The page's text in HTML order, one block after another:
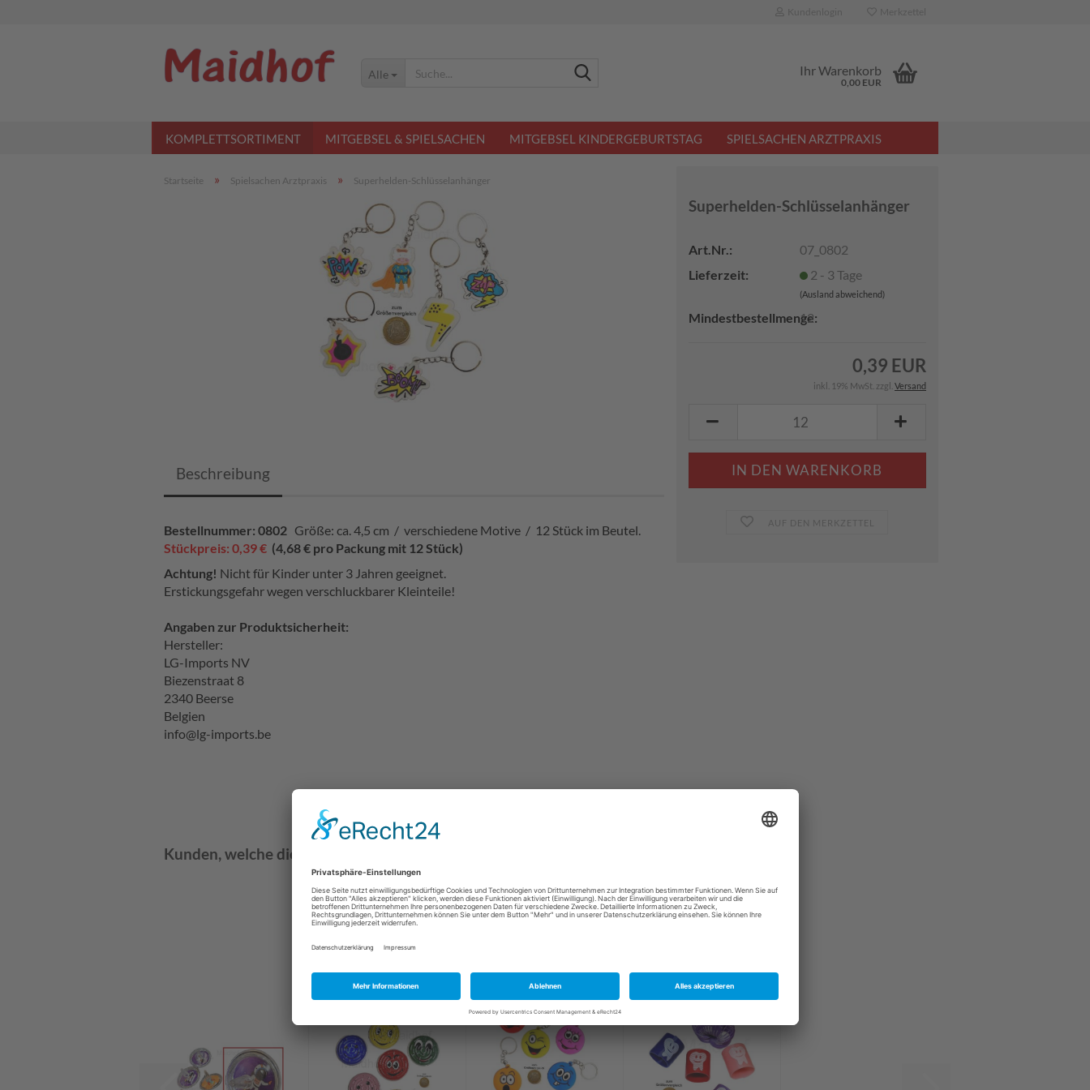
Kundenlogin Merkzettel
Alle Ihr Warenkorb
0,00 EUR
KOMPLETTSORTIMENT MITGEBSEL & SPIELSACHEN MITGEBSEL KINDERGEBURTSTAG SPIELSACHEN ARZTPRAXIS
Startseite » Spielsachen Arztpraxis » Superhelden-Schlüsselanhänger
Superhelden-Schlüsselanhänger
Art.Nr.:
07_0802
Lieferzeit:
2 - 3 Tage
(Ausland abweichend)
Mindestbestellmenge:
12
0,39 EUR
inkl. 19% MwSt. zzgl. Versand
AUF DEN MERKZETTEL
Beschreibung
Bestellnummer: 0802 Größe: ca. 4,5 cm / verschiedene Motive / 12 Stück im Beutel.
Stückpreis: 0,39 € (4,68 € pro Packung mit 12 Stück)
Achtung! Nicht für Kinder unter 3 Jahren geeignet.
Erstickungsgefahr wegen verschluckbarer Kleinteile!
Angaben zur Produktsicherheit:
Hersteller:
LG-Imports NV
Biezenstraat 8
2340 Beerse
Belgien
info@lg-imports.be
Kunden, welche diesen Artikel bestellten, haben auch folgende Artikel gekauft: